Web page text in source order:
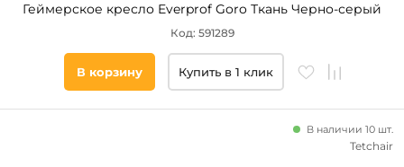
Геймерское кресло Everprof Goro Ткань Черно-серый
Код: 591289
В корзину Купить в 1 клик
В наличии 10 шт.
Tetchair